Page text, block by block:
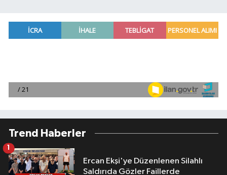
Trend Haberler
Ercan Ekşi'ye Düzenlenen Silahlı
Saldırıda Gözler Faillerde
1